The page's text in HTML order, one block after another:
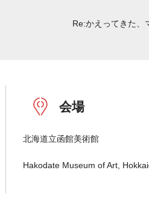
Re:かえってきた、
会場
北海道立函館美術館
Hakodate Museum of Art,